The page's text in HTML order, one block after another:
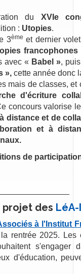
du XVIe
: Utopies.
3ème et dernier
avec « Babel »,
»,cette année donc
mais de classes,
d'écriture
concours valorise
distance et de
et à
de
projet des LéA-
à l'Institut
rentrée 2025. Les
s'engager
d'éducation,